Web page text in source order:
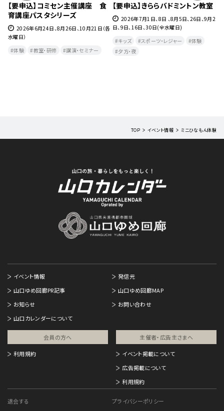
【要申込】コミセン主催講座 食
育講座パスタシリーズ
2026年6月24日、8月26日、10月21日（各
水曜日）
体験
教室・研修 講演・セミナー
【要申込】きららバドミントン教室
2026年7月1日、8日 、8月5日、26日、9月2
日、9日、16日、30日(全水曜日)
キッズ
スポーツ・レジャー
体験
夕方・夜​
TOP イベント情報 ミニひなもん体験
イベント情報
発信元
山口ゆめ回廊PR記事
山口ゆめ回廊MAP
お知らせ
お問い合わせ
山口カレンダーについて
会員の方へ
利用規約
主催者・広告主さまへ​
イベント掲載について
広告掲載について
利用規約
退会する プライバシーポリシー